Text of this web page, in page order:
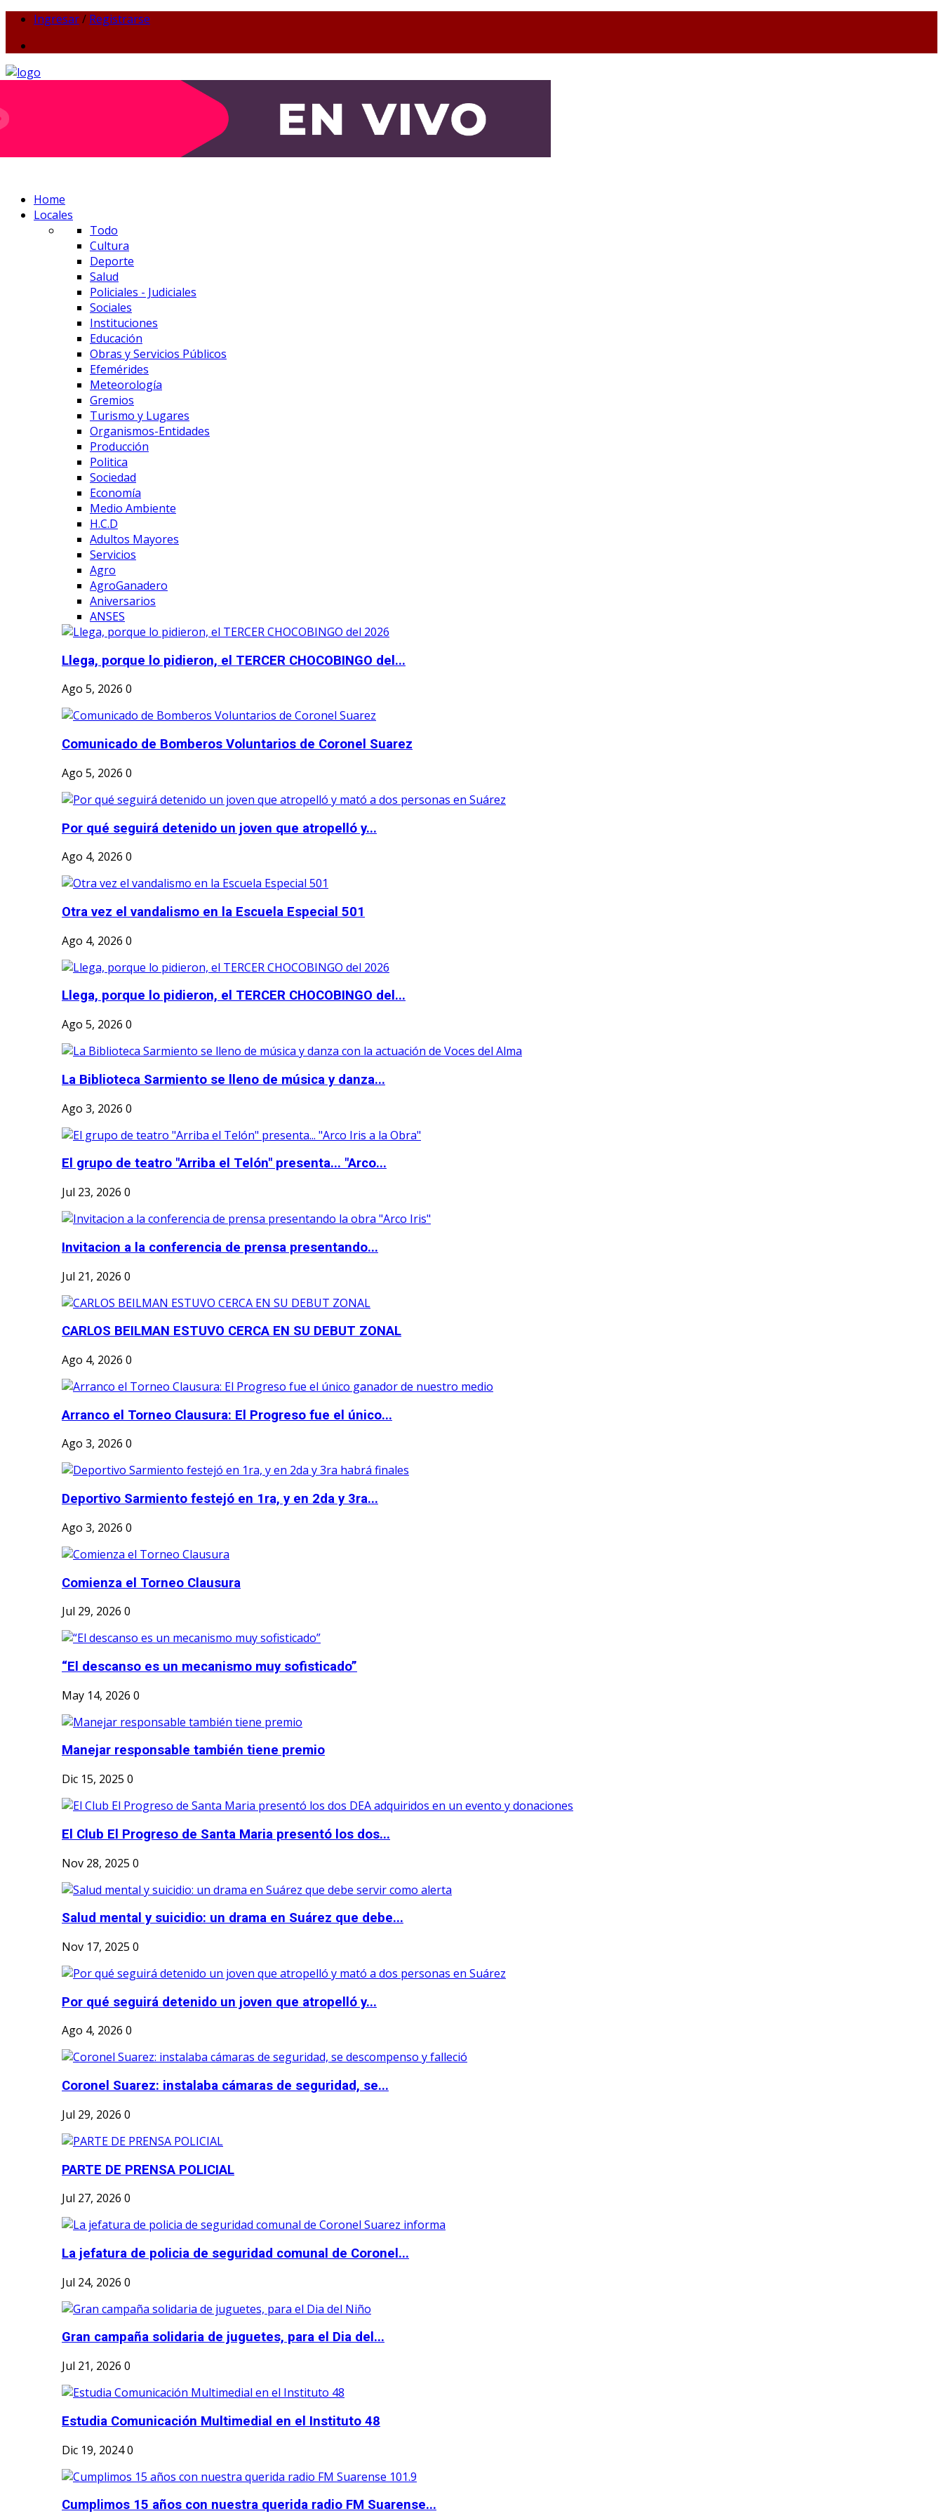
Ingresar/ Registrarse
Home
Locales
Todo
Cultura
Deporte
Salud
Policiales - Judiciales
Sociales
Instituciones
Educación
Obras y Servicios Públicos
Efemérides
Meteorología
Gremios
Turismo y Lugares
Organismos-Entidades
Producción
Politica
Sociedad
Economía
Medio Ambiente
H.C.D
Adultos Mayores
Servicios
Agro
AgroGanadero
Aniversarios
ANSES
Llega, porque lo pidieron, el TERCER CHOCOBINGO del...
Ago 5, 2026 0
Comunicado de Bomberos Voluntarios de Coronel Suarez
Ago 5, 2026 0
Por qué seguirá detenido un joven que atropelló y...
Ago 4, 2026 0
Otra vez el vandalismo en la Escuela Especial 501
Ago 4, 2026 0
Llega, porque lo pidieron, el TERCER CHOCOBINGO del...
Ago 5, 2026 0
La Biblioteca Sarmiento se lleno de música y danza...
Ago 3, 2026 0
El grupo de teatro "Arriba el Telón" presenta... "Arco...
Jul 23, 2026 0
Invitacion a la conferencia de prensa presentando...
Jul 21, 2026 0
CARLOS BEILMAN ESTUVO CERCA EN SU DEBUT ZONAL
Ago 4, 2026 0
Arranco el Torneo Clausura: El Progreso fue el único...
Ago 3, 2026 0
Deportivo Sarmiento festejó en 1ra, y en 2da y 3ra...
Ago 3, 2026 0
Comienza el Torneo Clausura
Jul 29, 2026 0
“El descanso es un mecanismo muy sofisticado”
May 14, 2026 0
Manejar responsable también tiene premio
Dic 15, 2025 0
El Club El Progreso de Santa Maria presentó los dos...
Nov 28, 2025 0
Salud mental y suicidio: un drama en Suárez que debe...
Nov 17, 2025 0
Por qué seguirá detenido un joven que atropelló y...
Ago 4, 2026 0
Coronel Suarez: instalaba cámaras de seguridad, se...
Jul 29, 2026 0
PARTE DE PRENSA POLICIAL
Jul 27, 2026 0
La jefatura de policia de seguridad comunal de Coronel...
Jul 24, 2026 0
Gran campaña solidaria de juguetes, para el Dia del...
Jul 21, 2026 0
Estudia Comunicación Multimedial en el Instituto 48
Dic 19, 20240
Cumplimos 15 años con nuestra querida radio FM Suarense...